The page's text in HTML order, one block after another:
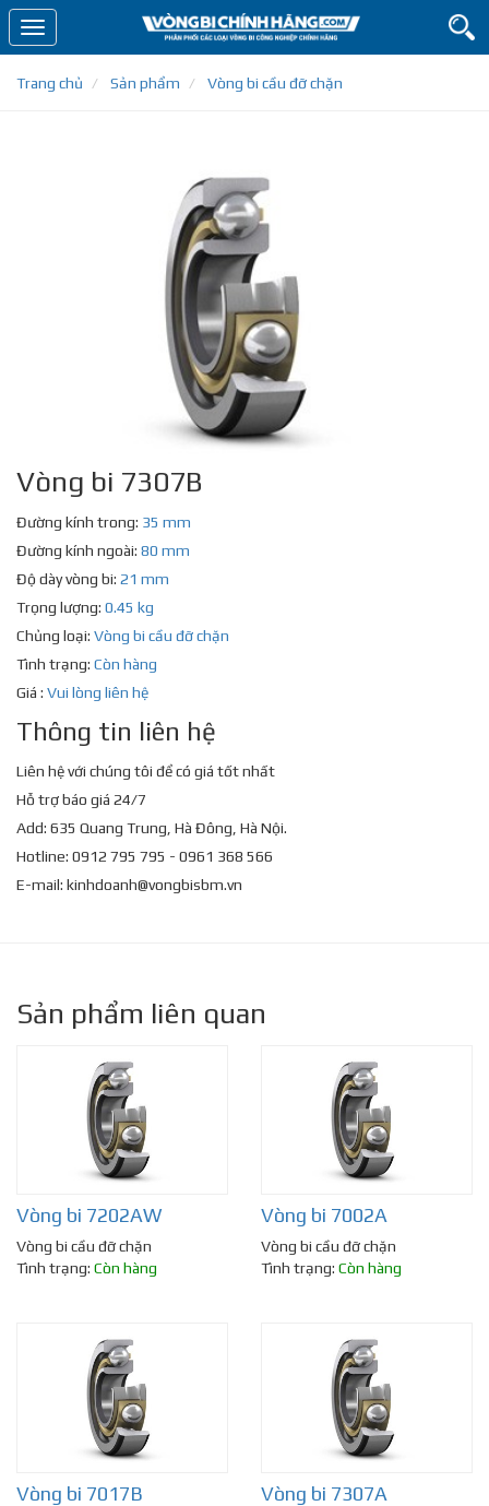
Toggle
navigation
Trang chủ
Sản phẩm Vòng bi cầu đỡ chặn
Vòng bi 7307B
Đường kính trong: 35 mm
Đường kính ngoài: 80 mm
Độ dày vòng bi: 21 mm
Trọng lượng: 0.45 kg
Chủng loại: Vòng bi cầu đỡ chặn
Tình trạng: Còn hàng
Giá : Vui lòng liên hệ
Thông tin liên hệ
Liên hệ với chúng tôi để có giá tốt nhất
Hỗ trợ báo giá 24/7
Add: 635 Quang Trung, Hà Đông, Hà Nội.
Hotline: 0912 795 795 - 0961 368 566
E-mail: kinhdoanh@vongbisbm.vn
Sản phẩm liên quan
Vòng bi 7202AW
Vòng bi cầu đỡ chặn
Tình trạng: Còn hàng
Vòng bi 7002A
Vòng bi cầu đỡ chặn
Tình trạng: Còn hàng
Vòng bi 7017B Vòng bi 7307A